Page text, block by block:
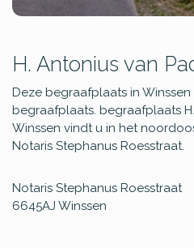
H. Antonius van
Deze begraafplaats in
begraafplaats. begraafplaats
Winssen vindt u in het
Notaris Stephanus Roesstraat.
Notaris Stephanus Roesstraat
6645AJ Winssen